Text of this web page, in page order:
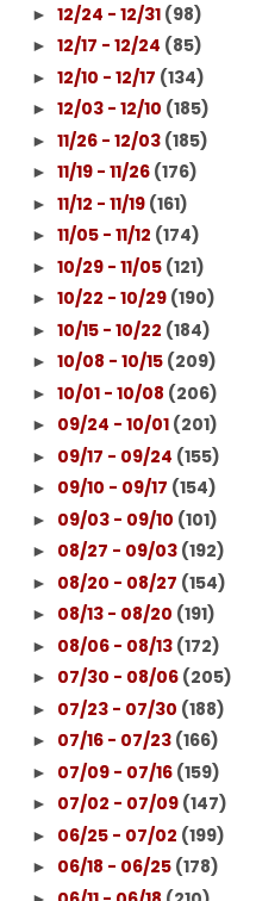
► 12/24 - 12/31 (98)
► 12/17 - 12/24 (85)
► 12/10 - 12/17 (134)
► 12/03 - 12/10 (185)
► 11/26 - 12/03 (185)
► 11/19 - 11/26 (176)
► 11/12 - 11/19 (161)
► 11/05 - 11/12 (174)
► 10/29 - 11/05 (121)
► 10/22 - 10/29 (190)
► 10/15 - 10/22 (184)
► 10/08 - 10/15 (209)
► 10/01 - 10/08 (206)
► 09/24 - 10/01 (201)
► 09/17 - 09/24 (155)
► 09/10 - 09/17 (154)
► 09/03 - 09/10 (101)
► 08/27 - 09/03 (192)
► 08/20 - 08/27 (154)
► 08/13 - 08/20 (191)
► 08/06 - 08/13 (172)
► 07/30 - 08/06 (205)
► 07/23 - 07/30 (188)
► 07/16 - 07/23 (166)
► 07/09 - 07/16 (159)
► 07/02 - 07/09 (147)
► 06/25 - 07/02 (199)
► 06/18 - 06/25 (178)